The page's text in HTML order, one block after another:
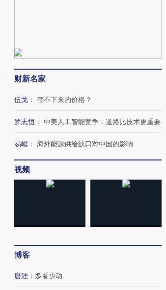
财新名家
伍戈 ： 停不下来的价格？
罗志恒 ： 中美人工智能竞争：道路比技术更重要
易峘 ： 海外能源供给缺口对中国的影响
视频
博客
唐涯 ： 多看少动